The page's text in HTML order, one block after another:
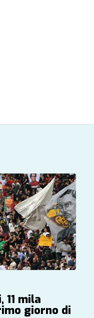
11 mila
giorno di